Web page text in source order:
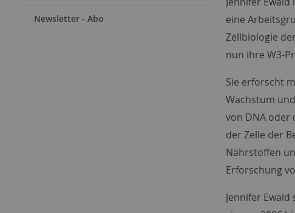
Newsletter - Abo
eine
Zellbiologie
nun ihre W3-
Sie erforscht
Wachstum
von DNA oder
der Zelle der
Nährstoffen
Erforschung
Jennifer